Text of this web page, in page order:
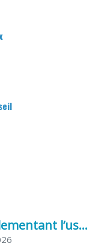
Arrêté préfectoral réglementant l’usage de l’eau